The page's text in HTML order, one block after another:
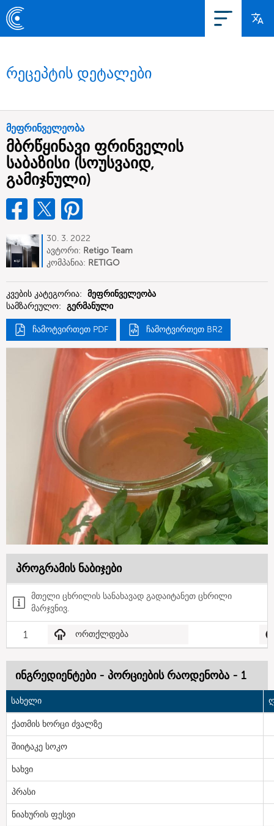
რეცეპტის დეტალები
მეფრინველეობა
მბრწყინავი ფრინველის
საბაზისი (სოუსვაიდ,
გამიჯნული)
30. 3. 2022
ავტორი: Retigo Team
Deutschland
კომპანია: RETIGO
კვების კატეგორია: მეფრინველეობა
სამზარეულო: გერმანული
ჩამოტვირთეთ PDF ჩამოტვირთეთ BR2
პროგრამის ნაბიჯები
მთელი ცხრილის სანახავად გადაიტანეთ ცხრილი
მარჯვნივ.
1 ორთქლდება
ინგრედიენტები - პორციების რაოდენობა - 1
სახელი
ქათმის ხორცი ძვალზე
შიიტაკე სოკო
ხახვი
პრასი
ნიახურის ფესვი